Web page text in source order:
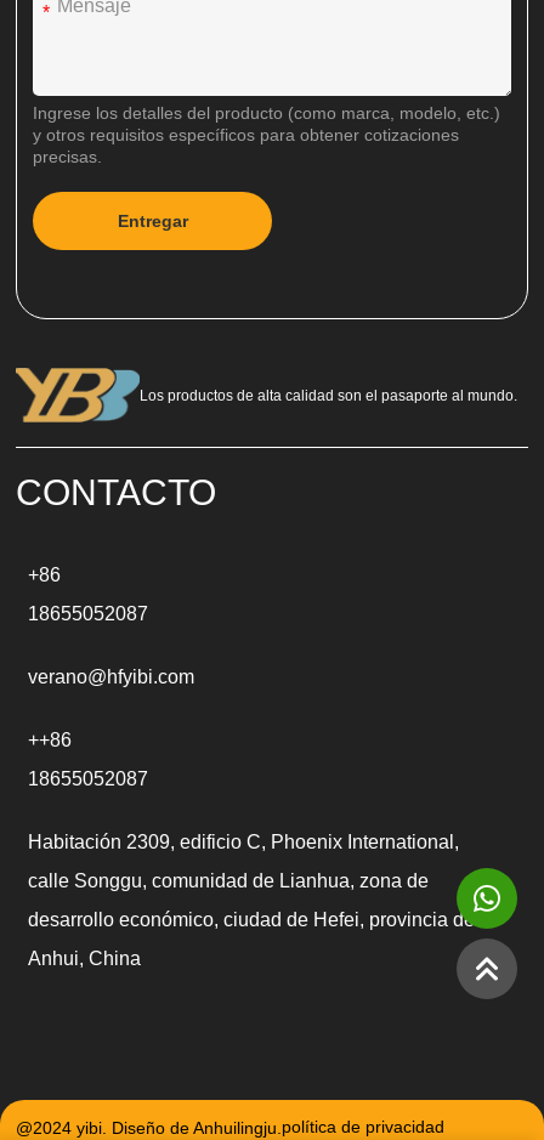
Los productos de alta calidad son el pasaporte al mundo.
CONTACTO
+86
18655052087
verano@hfyibi.com
++86
18655052087
Habitación 2309, edificio C, Phoenix International,
calle Songgu, comunidad de Lianhua, zona de
desarrollo económico, ciudad de Hefei, provincia de
Anhui, China
*
Ingrese los detalles del producto (como marca, modelo, etc.)
y otros requisitos específicos para obtener cotizaciones
precisas.
Entregar
e
n
a
e
:
@2024 yibi. Diseño de Anhuilingju.política de privacidad